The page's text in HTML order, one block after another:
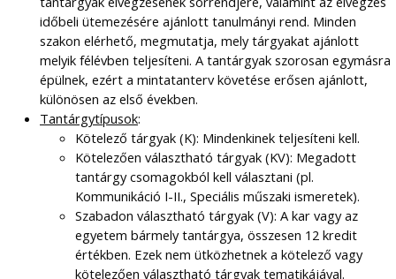
időbeli ütemezésére ajánlott tanulmányi rend. Minden
szakon elérhető, megmutatja, mely tárgyakat ajánlott
melyik félévben teljesíteni. A tantárgyak szorosan egymásra
épülnek, ezért a mintatanterv követése erősen ajánlott,
különösen az első években.
Tantárgytípusok:
Kötelező tárgyak (K): Mindenkinek teljesíteni kell.
Kötelezően választható tárgyak (KV): Megadott
tantárgy csomagokból kell választani (pl.
Kommunikáció I-II., Speciális műszaki ismeretek).
Szabadon választható tárgyak (V): A kar vagy az
egyetem bármely tantárgya, összesen 12 kredit
értékben. Ezek nem ütközhetnek a kötelező vagy
kötelezően választható tárgyak tematikájával.